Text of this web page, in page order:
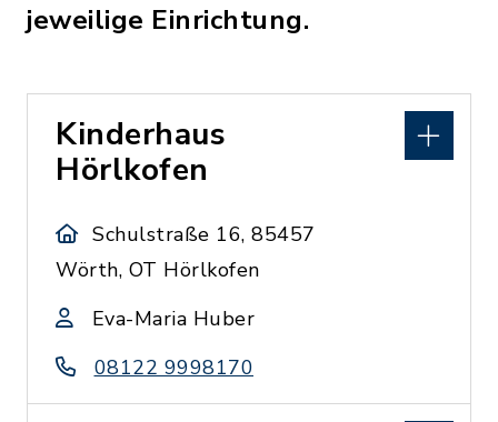
jeweilige Einrichtung.
Kinderhaus
Hörlkofen
Schulstraße 16, 85457
Wörth, OT Hörlkofen
Eva-Maria Huber
08122 9998170